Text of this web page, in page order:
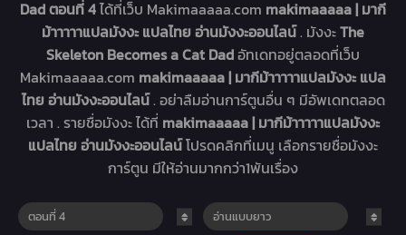
Dad ตอนที่ 4ได้ที่เว็บ Makimaaaaa.com makimaaaaa | มากี
ม้าาาาาแปลมังงะ แปลไทย อ่านมังงะออนไลน์. มังงะThe
Skeleton Becomes a Cat Dadอัทเดทอยู่ตลอดที่เว็บ
Makimaaaaa.com makimaaaaa | มากีม้าาาาาแปลมังงะ แปล
ไทย อ่านมังงะออนไลน์. อย่าลืมอ่านการ์ตูนอื่น ๆ มีอัพเดทตลอด
เวลา . รายชื่อมังงะ ได้ที่ makimaaaaa | มากีม้าาาาาแปลมังงะ
แปลไทย อ่านมังงะออนไลน์โปรดคลิกที่เมนู เลือกรายชื่อมังงะ
การ์ตูน มีให้อ่านมากกว่า1พันเรื่อง